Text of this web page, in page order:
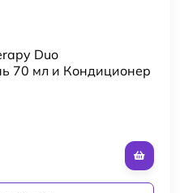
Duo
70 мл и Кондиционер